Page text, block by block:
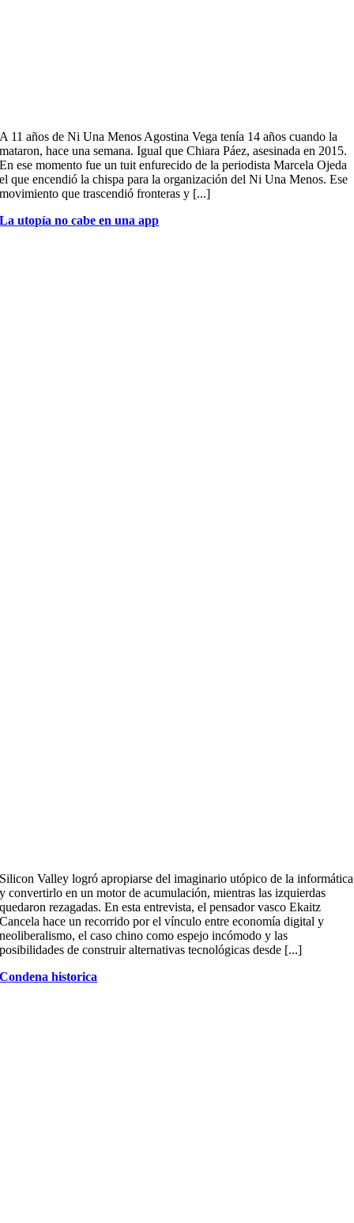
A 11 años de Ni Una Menos Agostina Vega tenía 14 años cuando la
mataron, hace una semana. Igual que Chiara Páez, asesinada en 2015.
En ese momento fue un tuit enfurecido de la periodista Marcela Ojeda
el que encendió la chispa para la organización del Ni Una Menos. Ese
movimiento que trascendió fronteras y [...]
La utopía no cabe en una app
Silicon Valley logró apropiarse del imaginario utópico de la informática
y convertirlo en un motor de acumulación, mientras las izquierdas
quedaron rezagadas. En esta entrevista, el pensador vasco Ekaitz
Cancela hace un recorrido por el vínculo entre economía digital y
neoliberalismo, el caso chino como espejo incómodo y las
posibilidades de construir alternativas tecnológicas desde [...]
Condena historica